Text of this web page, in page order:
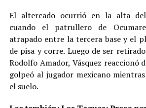
El altercado ocurrió en la alta
cuando el patrullero de
atrapado entre la tercera base y el
de pisa y corre. Luego de ser
Rodolfo Amador, Vásquez reaccionó
golpeó al jugador mexicano
el suelo.